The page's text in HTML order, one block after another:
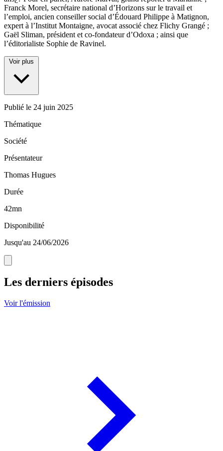
Franck Morel, secrétaire national d’Horizons sur le travail et
l’emploi, ancien conseiller social d’Édouard Philippe à Matignon,
expert à l’Institut Montaigne, avocat associé chez Flichy Grangé ;
Gaël Sliman, président et co-fondateur d’Odoxa ; ainsi que
l’éditorialiste Sophie de Ravinel.
Voir plus
Publié le 24 juin 2025
Thématique
Société
Présentateur
Thomas Hugues
Durée
42mn
Disponibilité
Jusqu'au 24/06/2026
Les derniers épisodes
Voir l'émission